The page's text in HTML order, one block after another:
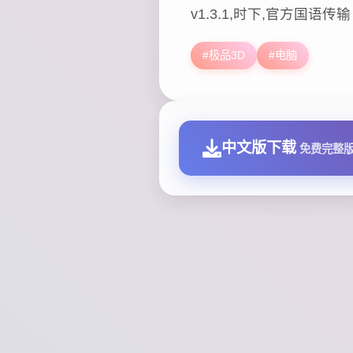
v1.3.1,时下,官方国语传输
#极品3D #电脑
中文版下载 免费完整